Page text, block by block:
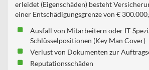
erleidet (Eigenschäden) besteht
einer Entschädigungsgrenze von €
Ausfall von Mitarbeitern oder IT-
Schlüsselpositionen (Key Man Cover)
Verlust von Dokumenten zur
Reputationsschäden